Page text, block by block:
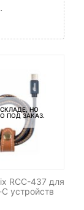
НО
ПОД ЗАКАЗ.
RCC-437 для
устройств